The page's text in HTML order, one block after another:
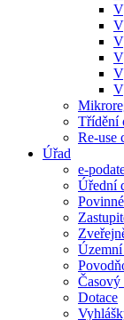
Třídění
Re-use
Úřad
e-
Úřední
Územní
Časový
Dotace